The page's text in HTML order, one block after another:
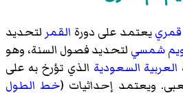
يعتمد على دورة القمر لتحديد
شمسي لتحديد فصول السنة، وهو
السعودية الذي تؤرخ به على
ويعتمد إحداثيات (خط الطول